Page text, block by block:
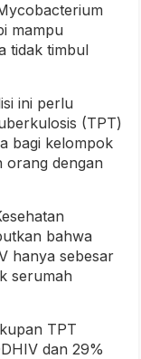
mampu
tidak timbul
ini perlu
(TPT)
bagi kelompok
orang dengan
bahwa
hanya sebesar
serumah
TPT
dan 29%